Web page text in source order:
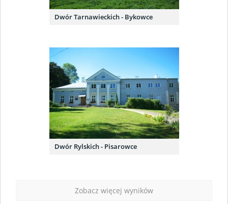
Dwór Tarnawieckich - Bykowce
Dwór Rylskich - Pisarowce
Zobacz więcej wyników